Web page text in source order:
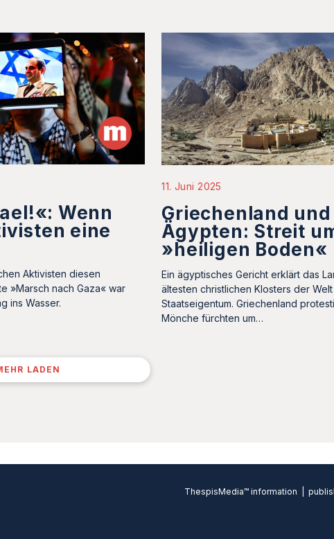
Wenn
eine
Aktivisten diesen
»Marsch nach Gaza« war
ins Wasser.
11. Juni 2025
Griechenland und
Ägypten: Streit
»heiligen Boden«
Ein ägyptisches Gericht erklärt das
ältesten christlichen Klosters der Welt
Staatseigentum. Griechenland
Mönche fürchten um…
LADEN
ThespisMedia™ information |